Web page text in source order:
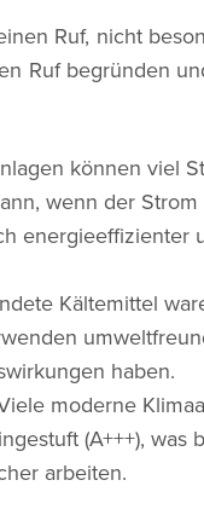
Ruf, nicht
Ruf begründen
können viel
wenn der
energieeffizienter
Kältemittel
haben.
moderne
(A+++),
arbeiten.